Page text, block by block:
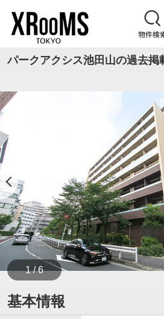
物件検
パークアクシス池田山の過去掲
1 / 6
基本情報